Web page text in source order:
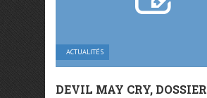
ACTUALITÉS
DEVIL MAY CRY, DOSSIER